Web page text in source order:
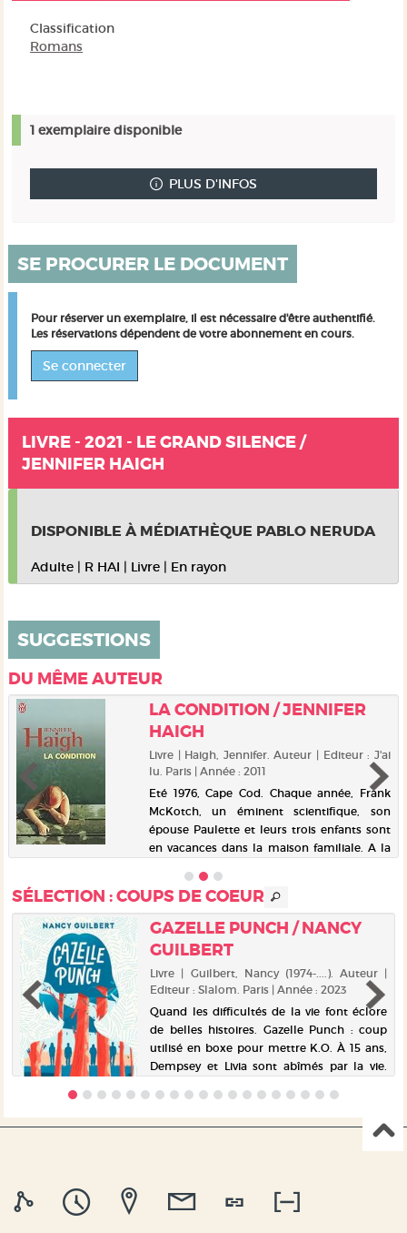
Classification
Romans
1 exemplaire disponible
PLUS D'INFOS
SE PROCURER LE DOCUMENT
Pour réserver un exemplaire, il est nécessaire d'être authentifié.
Les réservations dépendent de votre abonnement en cours.
Se connecter
LIVRE - 2021 - LE GRAND SILENCE /
JENNIFER HAIGH
DISPONIBLE À MÉDIATHÈQUE PABLO NERUDA
Adulte | R HAI | Livre | En rayon
SUGGESTIONS
DU MÊME AUTEUR
LA CONDITION / JENNIFER
HAIGH
Livre | Haigh, Jennifer. Auteur | Editeur : J'ai
lu. Paris | Année : 2011
Eté 1976, Cape Cod. Chaque année, Frank
McKotch, un éminent scientifique, son
épouse Paulette et leurs trois enfants sont
en vacances dans la maison familiale. A la
sa cadette. A 13 ans, ...
SÉLECTION : COUPS DE COEUR
GAZELLE PUNCH / NANCY
GUILBERT
Livre | Guilbert, Nancy (1974-....). Auteur |
Editeur : Slalom. Paris | Année : 2023
Quand les difficultés de la vie font éclore
de belles histoires. Gazelle Punch : coup
utilisé en boxe pour mettre K.O. À 15 ans,
Dempsey et Livia sont abîmés par la vie.
15 jours. Ell...